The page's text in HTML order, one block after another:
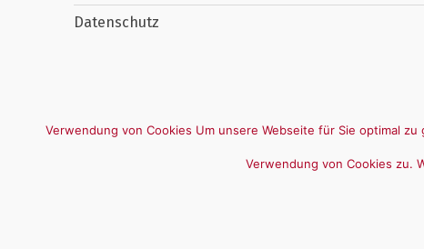
Datenschutz
Verwendung von Cookies Um unsere Webseite für Sie optimal
Verwendung von Cookies zu.